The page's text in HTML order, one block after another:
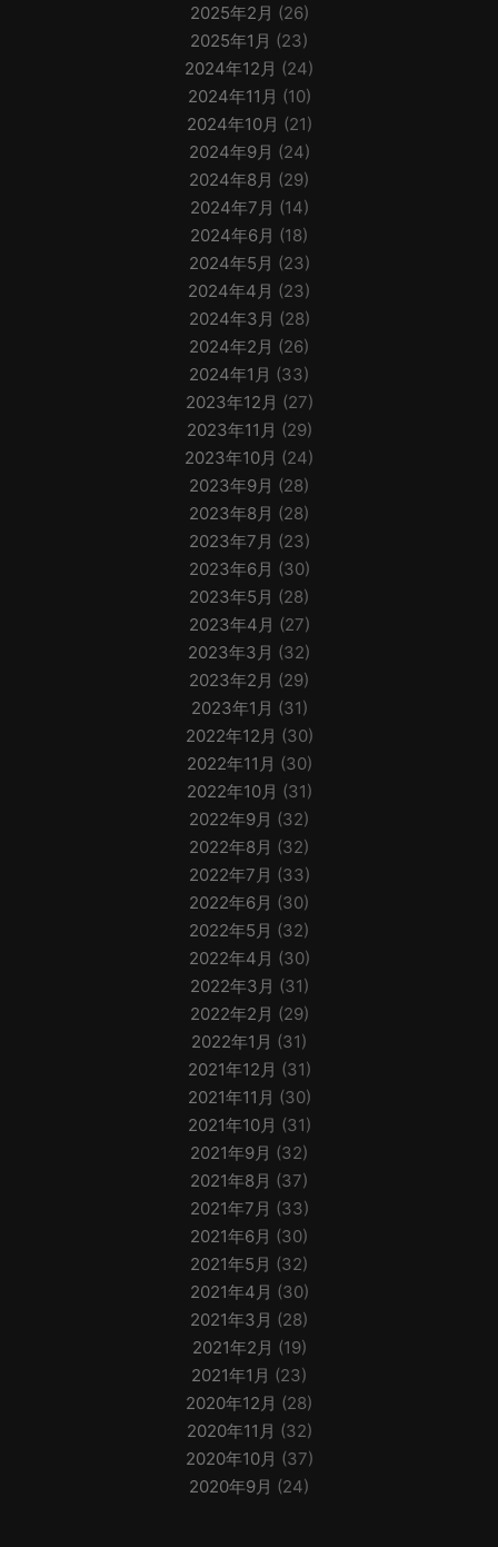
2025年2月 (26)
2025年1月 (23)
2024年12月 (24)
2024年11月 (10)
2024年10月 (21)
2024年9月 (24)
2024年8月 (29)
2024年7月 (14)
2024年6月 (18)
2024年5月 (23)
2024年4月 (23)
2024年3月 (28)
2024年2月 (26)
2024年1月 (33)
2023年12月 (27)
2023年11月 (29)
2023年10月 (24)
2023年9月 (28)
2023年8月 (28)
2023年7月 (23)
2023年6月 (30)
2023年5月 (28)
2023年4月 (27)
2023年3月 (32)
2023年2月 (29)
2023年1月 (31)
2022年12月 (30)
2022年11月 (30)
2022年10月 (31)
2022年9月 (32)
2022年8月 (32)
2022年7月 (33)
2022年6月 (30)
2022年5月 (32)
2022年4月 (30)
2022年3月 (31)
2022年2月 (29)
2022年1月 (31)
2021年12月 (31)
2021年11月 (30)
2021年10月 (31)
2021年9月 (32)
2021年8月 (37)
2021年7月 (33)
2021年6月 (30)
2021年5月 (32)
2021年4月 (30)
2021年3月 (28)
2021年2月 (19)
2021年1月 (23)
2020年12月 (28)
2020年11月 (32)
2020年10月 (37)
2020年9月 (24)